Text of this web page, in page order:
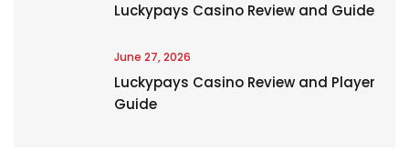
Luckypays Casino Review and Guide
June 27, 2026
Luckypays Casino Review and Player
Guide